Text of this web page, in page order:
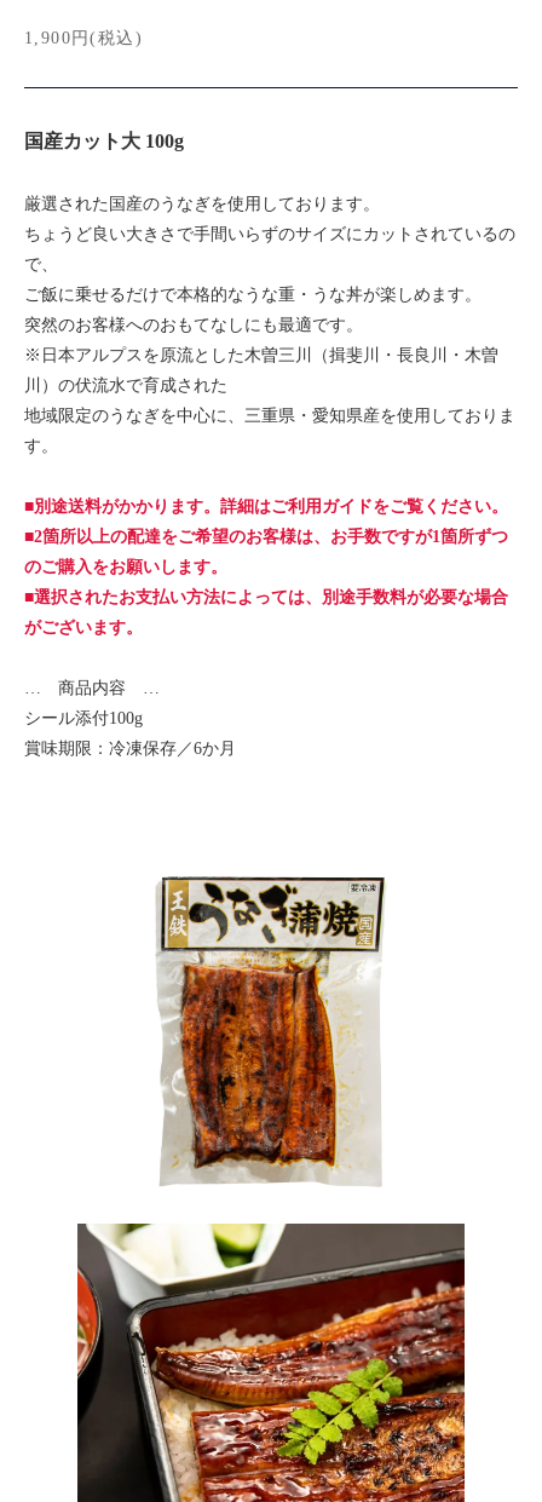
1,900円(税込)
国産カット大 100g
厳選された国産のうなぎを使用しております。
ちょうど良い大きさで手間いらずのサイズにカットされているの
で、
ご飯に乗せるだけで本格的なうな重・うな丼が楽しめます。
突然のお客様へのおもてなしにも最適です。
※日本アルプスを原流とした木曽三川（揖斐川・長良川・木曽
川）の伏流水で育成された
地域限定のうなぎを中心に、三重県・愛知県産を使用しておりま
す。
■別途送料がかかります。詳細はご利用ガイドをご覧ください。
■2箇所以上の配達をご希望のお客様は、お手数ですが1箇所ずつ
のご購入をお願いします。
■選択されたお支払い方法によっては、別途手数料が必要な場合
がございます。
… 商品内容 …
シール添付100g
賞味期限：冷凍保存／6か月